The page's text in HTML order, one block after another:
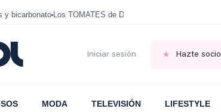
y bicarbonato Los TOMATES de Dani García
Iniciar sesión Hazte socio
MODA TELEVISIÓN LIFESTYLE